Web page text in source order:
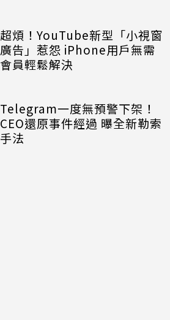
超煩！YouTube新型「小視窗
廣告」惹怨 iPhone用戶無需
會員輕鬆解決
Telegram一度無預警下架！
CEO還原事件經過 曝全新勒索
手法